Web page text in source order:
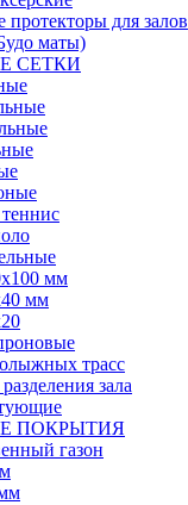
протекторы для залов
маты)
СЕТКИ
мм
мм
трасс
зала
ПОКРЫТИЯ
газон